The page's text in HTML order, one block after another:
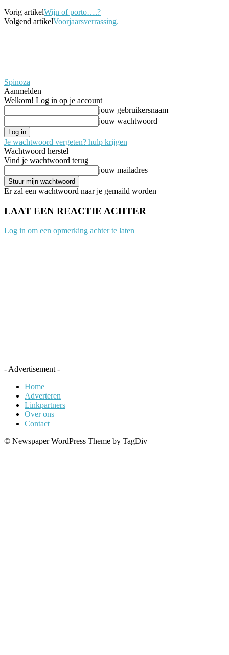
Vorig artikelWijn of porto….?
Volgend artikelVoorjaarsverrassing.
Spinoza
Aanmelden
Welkom! Log in op je account
jouw gebruikersnaam
jouw wachtwoord
Je wachtwoord vergeten? hulp krijgen
Wachtwoord herstel
Vind je wachtwoord terug
jouw mailadres
Er zal een wachtwoord naar je gemaild worden
LAAT EEN REACTIE ACHTER
Log in om een opmerking achter te laten
- Advertisement -
Home
Adverteren
Linkpartners
Over ons
Contact
© Newspaper WordPress Theme by TagDiv